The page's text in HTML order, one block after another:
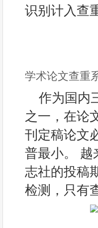
识别计入查
学术论文查重
作为国内
之一，在论
刊定稿论文
普最小。 越
志社的投稿
检测，只有